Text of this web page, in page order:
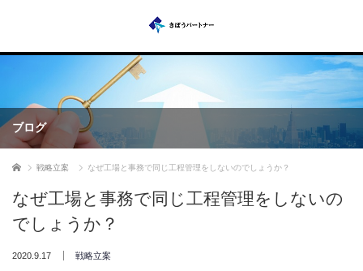
ブログ
ホーム 戦略立案 なぜ工場と事務で同じ工程管理をしないのでしょうか？
なぜ工場と事務で同じ工程管理をしないの
でしょうか？
2020.9.17 戦略立案